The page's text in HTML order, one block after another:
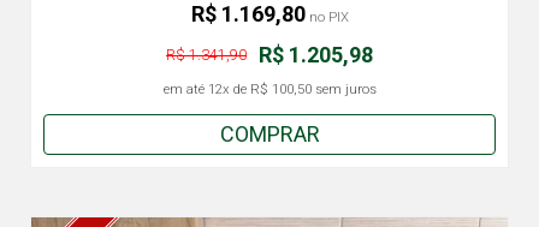
R$ 1.205,98
R$ 1.341,90
em até 12x de R$ 100,50sem juros
R$ 1.169,80no PIX
COMPRAR